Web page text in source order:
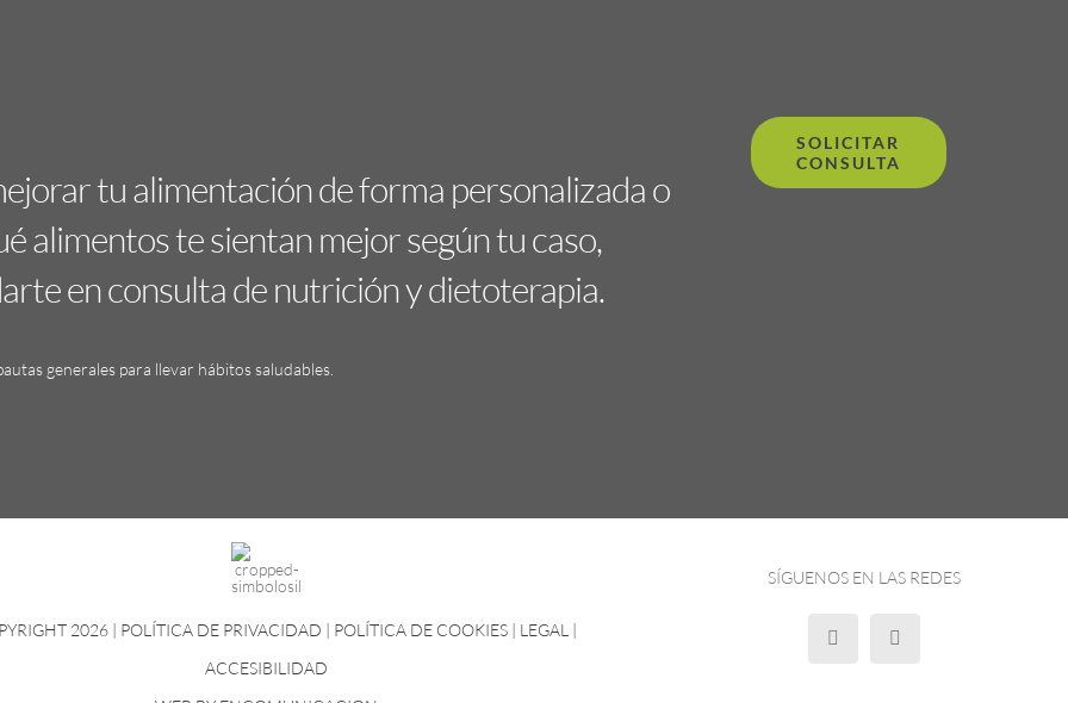
tu alimentación de forma personalizada o
alimentos te sientan mejor según tu caso,
en consulta de nutrición y dietoterapia.
generales para llevar hábitos saludables.
SOLICITAR
CONSULTA
2026 | POLÍTICA DE PRIVACIDAD | POLÍTICA DE COOKIES | LEGAL |
ACCESIBILIDAD
SÍGUENOS EN LAS REDES